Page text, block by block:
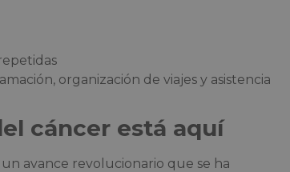
organización de viajes y asistencia
cáncer está aquí
avance revolucionario que se ha